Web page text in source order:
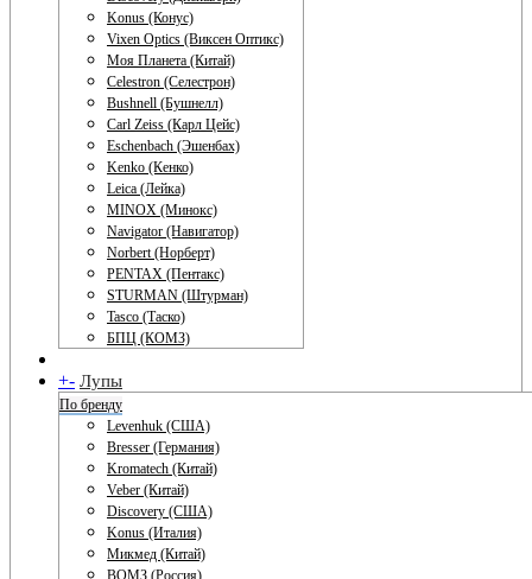
Konus (Конус)
Vixen Optics (Виксен Оптикс)
Моя Планета (Китай)
Celestron (Селестрон)
Bushnell (Бушнелл)
Carl Zeiss (Карл Цейс)
Eschenbach (Эшенбах)
Kenko (Кенко)
Leica (Лейка)
MINOX (Минокс)
Navigator (Навигатор)
Norbert (Норберт)
PENTAX (Пентакс)
STURMAN (Штурман)
Tasco (Таско)
БПЦ (КОМЗ)
+- Лупы
По бренду
Levenhuk (США)
Bresser (Германия)
Kromatech (Китай)
Veber (Китай)
Discovery (США)
Konus (Италия)
Микмед (Китай)
ВОМЗ (Россия)